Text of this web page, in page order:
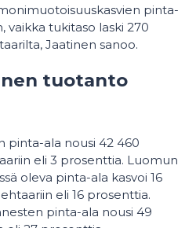
pinta-
vaikka tukitaso laski 270
Jaatinen sanoo.
tuotanto
pinta-ala nousi 42 460
eli 3 prosenttia. Luomun
oleva pinta-ala kasvoi 16
eli 16 prosenttia.
pinta-ala nousi 49